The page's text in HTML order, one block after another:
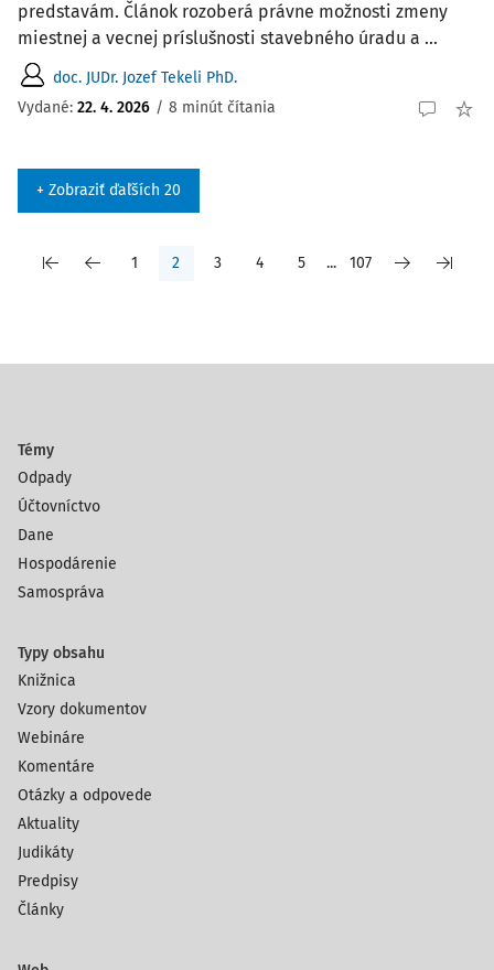
predstavám. Článok rozoberá právne možnosti zmeny
miestnej a vecnej príslušnosti stavebného úradu a ...
doc. JUDr. Jozef Tekeli PhD.
Vydané: 22. 4. 2026 / 8 minút čítania
+ Zobraziť ďaľších 20
1 2 3 4 5 ... 107
Témy
Odpady
Účtovníctvo
Dane
Hospodárenie
Samospráva
Typy obsahu
Knižnica
Vzory dokumentov
Webináre
Komentáre
Otázky a odpovede
Aktuality
Judikáty
Predpisy
Články